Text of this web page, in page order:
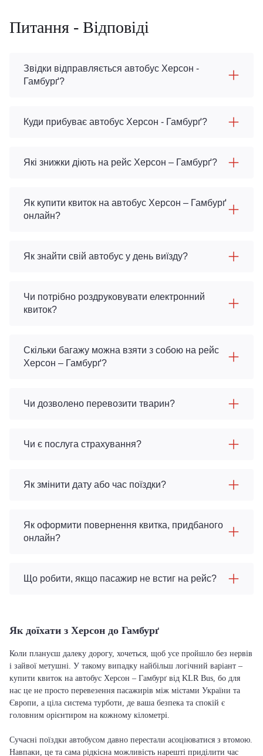
Питання - Відповіді
Звідки відправляється автобус Херсон -
Гамбурґ?
Куди прибуває автобус Херсон - Гамбурґ?
Які знижки діють на рейс Херсон – Гамбурґ?
Як купити квиток на автобус Херсон – Гамбурґ
онлайн?
Як знайти свій автобус у день виїзду?
Чи потрібно роздруковувати електронний
квиток?
Скільки багажу можна взяти з собою на рейс
Херсон – Гамбурґ?
Чи дозволено перевозити тварин?
Чи є послуга страхування?
Як змінити дату або час поїздки?
Як оформити повернення квитка, придбаного
онлайн?
Що робити, якщо пасажир не встиг на рейс?
Як доїхати з Херсон до Гамбурґ
Коли плануєш далеку дорогу, хочеться, щоб усе пройшло без нервів
і зайвої метушні. У такому випадку найбільш логічний варіант –
купити квиток на автобус Херсон – Гамбурґ від KLR Bus, бо для
нас це не просто перевезення пасажирів між містами України та
Європи, а ціла система турботи, де ваша безпека та спокій є
головним орієнтиром на кожному кілометрі.
Сучасні поїздки автобусом давно перестали асоціюватися з втомою.
Навпаки, це та сама рідкісна можливість нарешті приділити час